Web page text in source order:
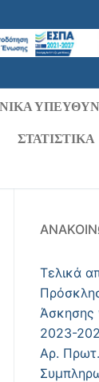
Αναζήτηση για:
ΣΤΑΤΙΣΤΙΚΑ
Τελικά
Άσκησης
2023-
Αρ.